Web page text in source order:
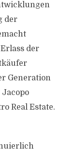
der
der
Generation
Real Estate.